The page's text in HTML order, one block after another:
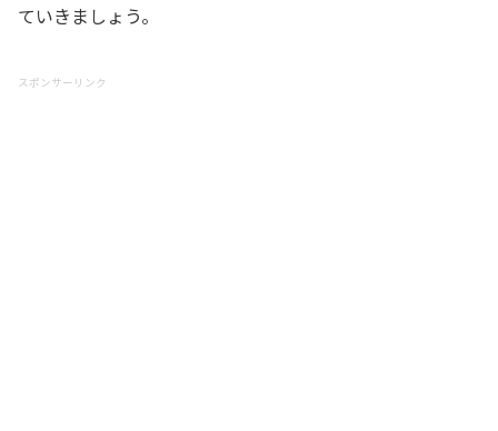
ていきましょう。
スポンサーリンク